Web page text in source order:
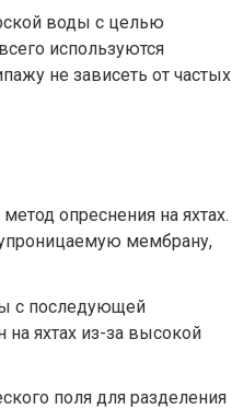
воды с целью
используются
не зависеть от частых
опреснения на яхтах.
мембрану,
с последующей
на яхтах из-за высокой
поля для разделения